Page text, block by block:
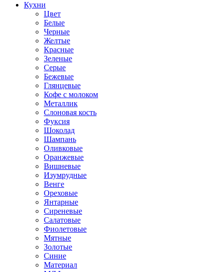
Кухни
Цвет
Белые
Черные
Желтые
Красные
Зеленые
Серые
Бежевые
Глянцевые
Кофе с молоком
Металлик
Слоновая кость
Фуксия
Шоколад
Шампань
Оливковые
Оранжевые
Вишневые
Изумрудные
Венге
Ореховые
Янтарные
Сиреневые
Салатовые
Фиолетовые
Мятные
Золотые
Синие
Материал